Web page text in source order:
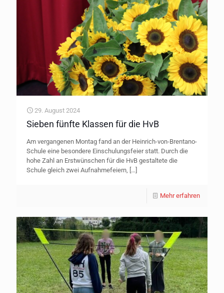
29. August 2024
Sieben fünfte Klassen für die HvB
Am vergangenen Montag fand an der Heinrich-von-Brentano-
Schule eine besondere Einschulungsfeier statt. Durch die
hohe Zahl an Erstwünschen für die HvB gestaltete die
Schule gleich zwei Aufnahmefeiern, […]
Mehr erfahren